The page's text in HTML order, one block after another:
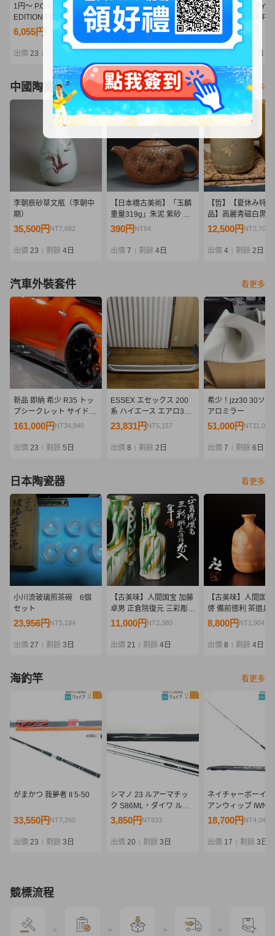
1円～ P.O.P LIMITED
EDITION/POP ONE
PIECE 黒檻のヒナ 再販
6,055円 NT1,310
出價 23 1日
ワンピース ルフィ
GEAR5-III フィギュア リ
ペイント 二次元塗装 正規
品 箱有 MONKEY D
LUFFY 一番くじ
Grandista
3,700円NT800
1円～ 未開封 フィ
ーツZERO ONE
ナミ 雷霆
3,370円NT729
中國陶瓷器 看更多
李朝辰砂草文瓶（李朝中
期）
35,500円 NT7,682
出價 23 剩餘 4日
【日本橋古美術】「玉麟
重量319g」朱泥 紫砂 壺
宜興 紫砂 壷 茶壺 煎茶 急
砂壺 紫砂壷 茶道具
390円 NT84
出價 7 剩餘 4日
【哲】【夏休み特
品】高麗青磁白黒
と菊花文筒茶碗（
12,500円 NT2,705
出價 4 剩餘 2日
汽車外裝套件 看更多
新品 即納 希少 R35 トッ
プシークレット サイドデ
ィフューザー サイドステ
TOPSECRET GT-R
161,000円 NT34,840
出價 23 剩餘 5日
ESSEX エセックス 200
系 ハイエース エアロ3点
セット フロントスポイラ
パー 売り切り
23,831円 NT5,157
出價 8 剩餘 2日
希少！jzz30 30ソア
アロミラー
51,000円 NT11,036
出價 7 剩餘 6日
日本陶瓷器 看更多
小川流玻璃煎茶碗 6個
セット
23,956円 NT5,184
出價 27 剩餘 3日
【古美味】人間国宝 加藤
卓男 正倉院復元 三彩彫文
手付花入 茶道具 保証品
11,000円 NT2,380
出價 21 剩餘 4日
【古美味】人間国
啓 備前徳利 茶道具
品 d0UX
8,800円 NT1,904
出價 8 剩餘 4日
海釣竿 看更多
がまかつ 我夢者 II 5-50
33,550円 NT7,260
出價 23 剩餘 3日
シマノ 23 ルアーマチッ
ク S86ML・ダイワ ルア
ーニスト 96MH 計2点 セ
3,850円 NT833
出價 20 剩餘 3日
ネイチャーボーイズ
アンウィップ
美品
18,700円 NT4,046
出價 17 剩餘 3日
競標流程
> > > >